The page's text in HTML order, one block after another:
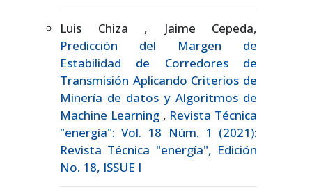
Luis Chiza , Jaime Cepeda,
Predicción del Margen de
Estabilidad de Corredores de
Transmisión Aplicando Criterios de
Minería de datos y Algoritmos de
Machine Learning , Revista Técnica
"energía": Vol. 18 Núm. 1 (2021):
Revista Técnica "energía", Edición
No. 18, ISSUE I